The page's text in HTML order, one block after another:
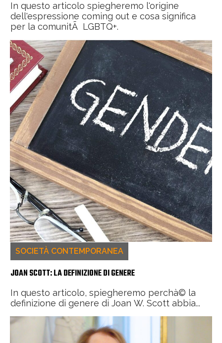
In questo articolo spiegheremo l'origine
dell'espressione coming out e cosa significa
per la comunitÃ LGBTQ+.
SOCIETÀ CONTEMPORANEA
JOAN SCOTT: LA DEFINIZIONE DI GENERE
In questo articolo, spiegheremo perchà© la
definizione di genere di Joan W. Scott abbia...